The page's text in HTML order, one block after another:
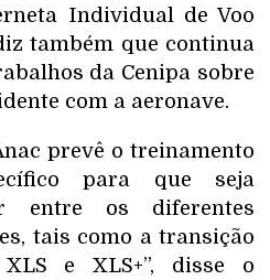
Individual de Voo
também que continua
da Cenipa sobre
com a aeronave.
prevê o treinamento
para que seja
entre os diferentes
tais como a transição
e XLS+”, disse o